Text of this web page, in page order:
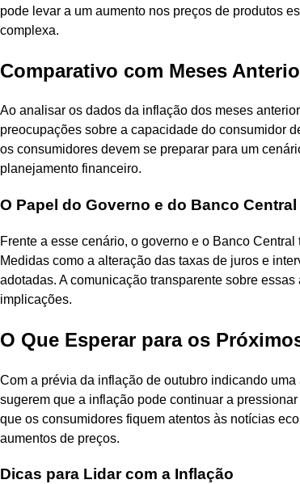
pode levar a um aumento nos preços de produtos
complexa.
Comparativo com Meses
Ao analisar os dados da inflação dos meses
preocupações sobre a capacidade do consumidor
os consumidores devem se preparar para um
planejamento financeiro.
O Papel do Governo e do Banco Central
Frente a esse cenário, o governo e o Banco
Medidas como a alteração das taxas de juros e
adotadas. A comunicação transparente sobre
implicações.
O Que Esperar para os
Com a prévia da inflação de outubro indicando
sugerem que a inflação pode continuar a
que os consumidores fiquem atentos às notícias
aumentos de preços.
Dicas para Lidar com a Inflação